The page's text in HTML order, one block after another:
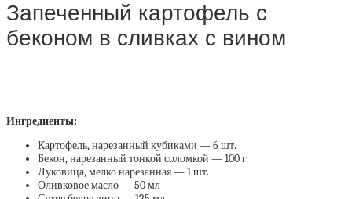
Запеченный картофель с
беконом в сливках с вином
Ингредиенты:
Картофель, нарезанный кубиками — 6 шт.
Бекон, нарезанный тонкой соломкой — 100 г
Луковица, мелко нарезанная — 1 шт.
Оливковое масло — 50 мл